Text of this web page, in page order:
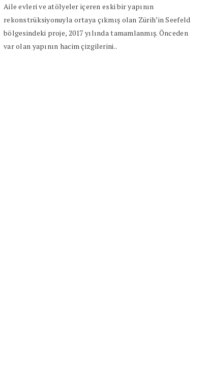
Aile evleri ve atölyeler içeren eski bir yapının
rekonstrüksiyonuyla ortaya çıkmış olan Zürih’in Seefeld
bölgesindeki proje, 2017 yılında tamamlanmış. Önceden
var olan yapının hacim çizgilerini..